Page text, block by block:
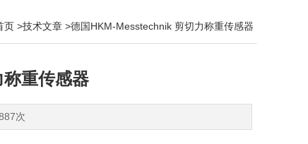
页 >技术文章 >德国HKM-Messtechnik 剪切力称重传感器
重传感器
次